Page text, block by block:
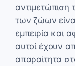
των ζώων
εμπειρία και
αυτοί έχουν
απαραίτητα